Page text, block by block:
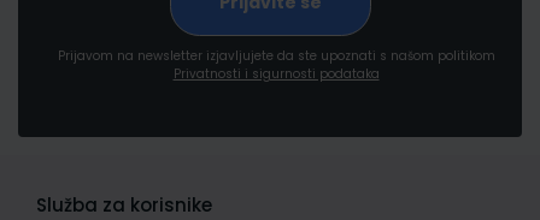
Prijavom na newsletter izjavljujete da ste upoznati s našom politikom
Privatnosti i sigurnosti podataka
Služba za korisnike